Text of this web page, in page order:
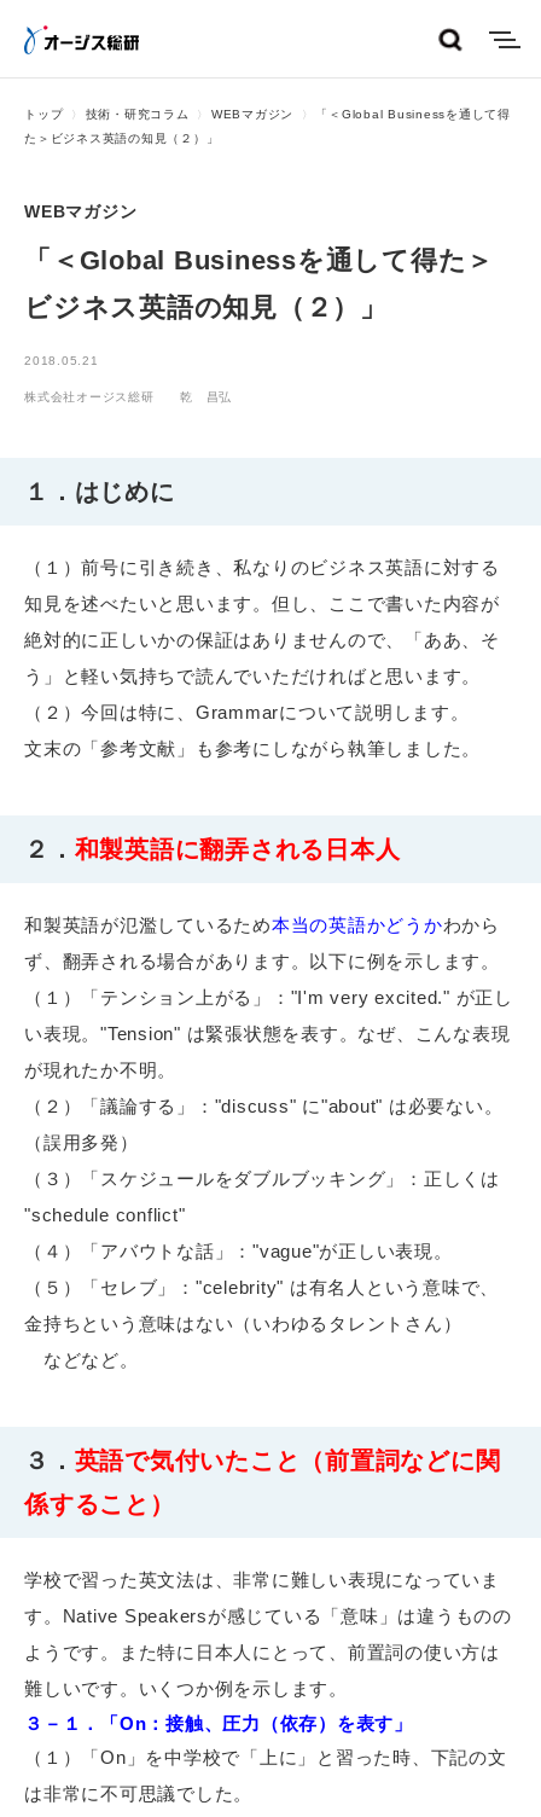
トップ 技術・研究コラム WEBマガジン
「＜Global Businessを通して得
た＞ビジネス英語の知見（２）」
WEBマガジン
「＜Global Businessを通して得た＞
ビジネス英語の知見（２）」
2018.05.21
株式会社オージス総研 乾 昌弘
１．はじめに
（１）前号に引き続き、私なりのビジネス英語に対する
知見を述べたいと思います。但し、ここで書いた内容が
絶対的に正しいかの保証はありませんので、「ああ、そ
う」と軽い気持ちで読んでいただければと思います。
（２）今回は特に、Grammarについて説明します。
文末の「参考文献」も参考にしながら執筆しました。
２． 和製英語に翻弄される日本人
和製英語が氾濫しているため本当の英語かどうかわから
ず、翻弄される場合があります。以下に例を示します。
（１）「テンション上がる」："I'm very excited." が正し
い表現。"Tension" は緊張状態を表す。なぜ、こんな表現
が現れたか不明。
（２）「議論する」："discuss" に"about" は必要ない。
（誤用多発）
（３）「スケジュールをダブルブッキング」：正しくは
"schedule conflict"
（４）「アバウトな話」："vague"が正しい表現。
（５）「セレブ」："celebrity" は有名人という意味で、
金持ちという意味はない（いわゆるタレントさん）
などなど。
３． 英語で気付いたこと（前置詞などに関
係すること）
学校で習った英文法は、非常に難しい表現になっていま
す。Native Speakersが感じている「意味」は違うものの
ようです。また特に日本人にとって、前置詞の使い方は
難しいです。いくつか例を示します。
３－１．「On：接触、圧力（依存）を表す」
（１）「On」を中学校で「上に」と習った時、下記の文
は非常に不可思議でした。